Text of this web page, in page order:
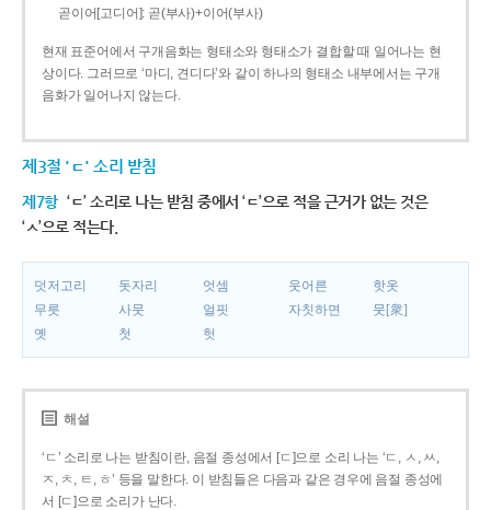
곧이어[고디어]: 곧(부사)+이어(부사)
현재 표준어에서 구개음화는 형태소와 형태소가 결합할 때 일어나는 현
상이다. 그러므로 ‘마디, 견디다’와 같이 하나의 형태소 내부에서는 구개
음화가 일어나지 않는다.
제3절 'ㄷ' 소리 받침
제7항 ‘ㄷ’ 소리로 나는 받침 중에서 ‘ㄷ’으로 적을 근거가 없는 것은
‘ㅅ’으로 적는다.
덧저고리 돗자리 엇셈 웃어른
핫옷
무릇
사뭇 얼핏 자칫하면
뭇[衆]
옛
첫 헛
해설
‘ㄷ’ 소리로 나는 받침이란, 음절 종성에서 [ㄷ]으로 소리 나는 ‘ㄷ, ㅅ, ㅆ,
ㅈ, ㅊ, ㅌ, ㅎ’ 등을 말한다. 이 받침들은 다음과 같은 경우에 음절 종성에
서 [ㄷ]으로 소리가 난다.